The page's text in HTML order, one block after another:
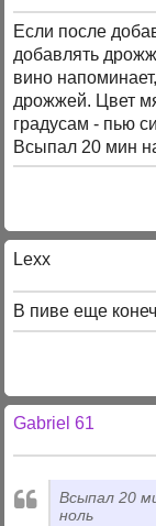
Если после
добавлять
вино
дрожжей. Цвет
градусам - пью
Всыпал 20 мин
Lexx
В пиве еще
Gabriel 61
Всыпал 20
ноль